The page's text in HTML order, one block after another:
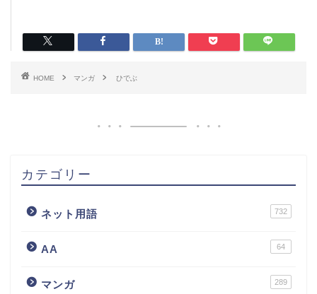
HOME マンガ ひでぶ
カテゴリー
ネット用語 732
AA 64
マンガ 289